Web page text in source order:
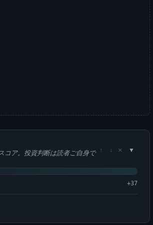
コア。投資判断は読者ご自身で ↑ ↓ ×
+37